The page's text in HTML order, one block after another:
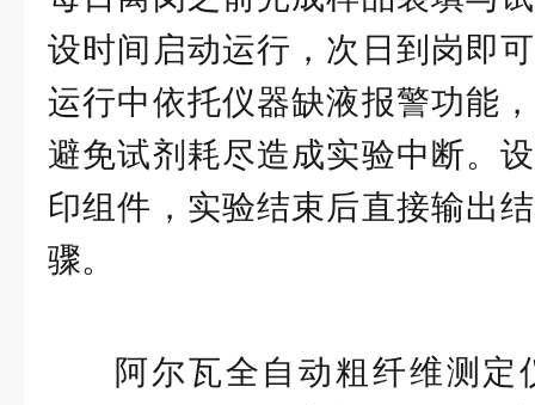
设时间启动运行，次日到岗即
运行中依托仪器缺液报警功能
避免试剂耗尽造成实验中断。
印组件，实验结束后直接输出
骤。
阿尔瓦全自动粗纤维测定